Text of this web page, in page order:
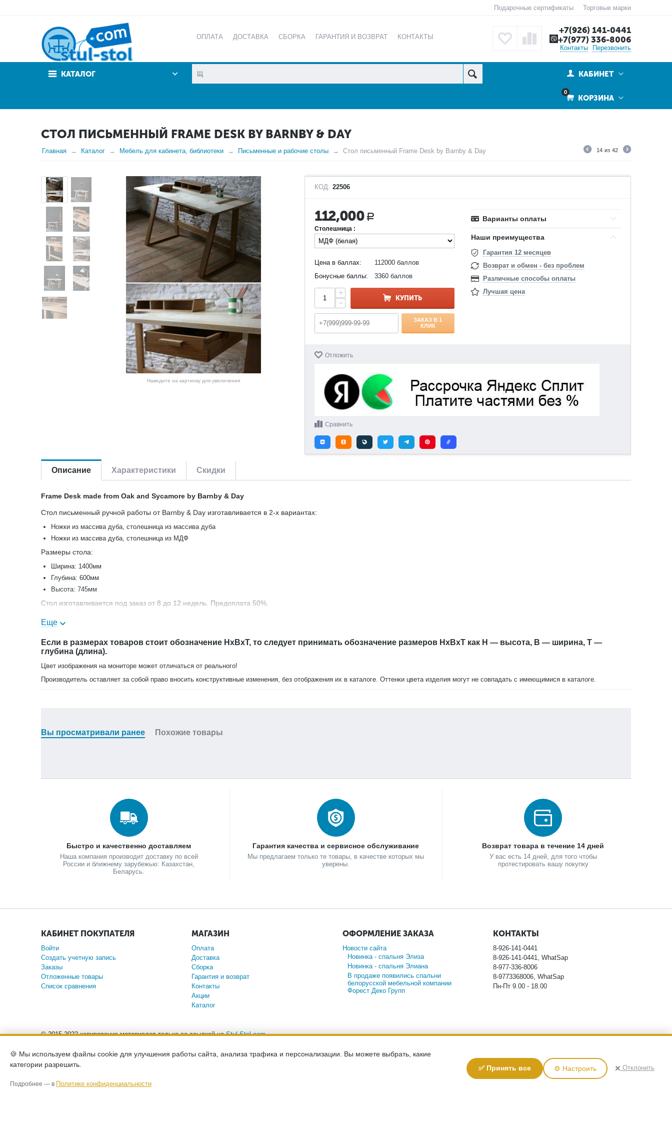
Подарочные сертификаты Торговые марки
ОПЛАТА ДОСТАВКА СБОРКА ГАРАНТИЯ И ВОЗВРАТ КОНТАКТЫ
+7(926) 141-0441
+7(977) 336-8006
Контакты Перезвонить
КАТАЛОГ КАБИНЕТ
0
КОРЗИНА
СТОЛ ПИСЬМЕННЫЙ FRAME DESK BY BARNBY & DAY
Главная Каталог Мебель для кабинета, библиотеки Письменные и рабочие столы Стол письменный Frame Desk by Barnby & Day 14 из 42
Наведите на картинку для увеличения
КОД: 22506
112,000 Р
Столешница :
Цена в баллах:
112000 баллов
Бонусные баллы:
3360 баллов
+
−
КУПИТЬ
ЗАКАЗ В 1
КЛИК
Варианты оплаты
Наши преимущества
Гарантия 12 месяцев
Возврат и обмен - без проблем
Различные способы оплаты
Лучшая цена
Отложить
Сравнить
Описание Характеристики Скидки
Frame Desk made from Oak and Sycamore by Barnby & Day
Стол письменный ручной работы от Barnby & Day изготавливается в 2-х вариантах:
Ножки из массива дуба, столешница из массива дуба
Ножки из массива дуба, столешница из МДФ
Размеры стола:
Ширина: 1400мм
Глубина: 600мм
Высота: 745мм
Стол изготавливается под заказ от 8 до 12 недель. Предоплата 50%.
Еще
Если в размерах товаров стоит обозначение HxBxT, то следует принимать обозначение размеров HxBxT как H — высота, B — ширина, T —
глубина (длина).
Цвет изображения на мониторе может отличаться от реального!
Производитель оставляет за собой право вносить конструктивные изменения, без отображения их в каталоге. Оттенки цвета изделия могут не совпадать с имеющимися в каталоге.
Вы просматривали ранее Похожие товары
Быстро и качественно доставляем
Наша компания производит доставку по всей
России и ближнему зарубежью: Казахстан,
Беларусь.
Гарантия качества и сервисное обслуживание
Мы предлагаем только те товары, в качестве которых мы
уверены.
Возврат товара в течение 14 дней
У вас есть 14 дней, для того чтобы
протестировать вашу покупку
КАБИНЕТ ПОКУПАТЕЛЯ
Войти
Создать учетную запись
Заказы
Отложенные товары
Список сравнения
МАГАЗИН
Оплата
Доставка
Сборка
Гарантия и возврат
Контакты
Акции
Каталог
ОФОРМЛЕНИЕ ЗАКАЗА
Новости сайта
Новинка - спальня Элиза
Новинка - спальня Элиана
В продаже появились спальни
белорусской мебельной компании
Форест Деко Групп
КОНТАКТЫ
8-926-141-0441
8-926-141-0441, WhatSap
8-977-336-8006
8-9773368006, WhatSap
Пн-Пт 9.00 - 18.00
© 2015-2022 копирование материалов только со ссылкой наStul-Stol.com
Обращаем ваше внимание на то, что данный интернет-сайт носит исключительно информационный характер и ни при каких условиях не является публичной офертой, определяемой
положениями Статьи 437 (2) Гражданского кодекса Российской Федерации. Для получения подробной информации о наличии и стоимости указанных товаров, пожалуйста, обращайтесь к
🍪 Мы используем файлы cookie для улучшения работы сайта, анализа трафика и персонализации. Вы можете выбрать, какие
категории разрешить.
Подробнее — в Политике конфиденциальности
✅ Принять все ⚙️ Настроить ✖️ Отклонить